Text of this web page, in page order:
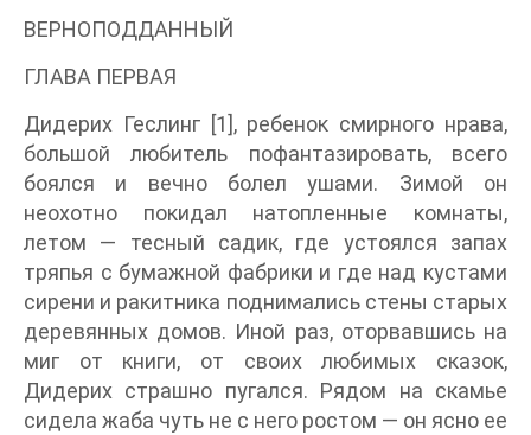
ВЕРНОПОДДАННЫЙ
ГЛАВА ПЕРВАЯ
Дидерих Геслинг [1], ребенок смирного нрава,
большой любитель пофантазировать, всего
боялся и вечно болел ушами. Зимой он
неохотно покидал натопленные комнаты,
летом — тесный садик, где устоялся запах
тряпья с бумажной фабрики и где над кустами
сирени и ракитника поднимались стены старых
деревянных домов. Иной раз, оторвавшись на
миг от книги, от своих любимых сказок,
Дидерих страшно пугался. Рядом на скамье
сидела жаба чуть не с него ростом — он ясно ее